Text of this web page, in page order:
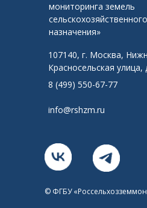
мониторинга земель
сельскохозяйственного
назначения»
107140, г. Москва,
Красносельская улица,
8 (499) 550-67-77
info@rshzm.ru
© ФГБУ